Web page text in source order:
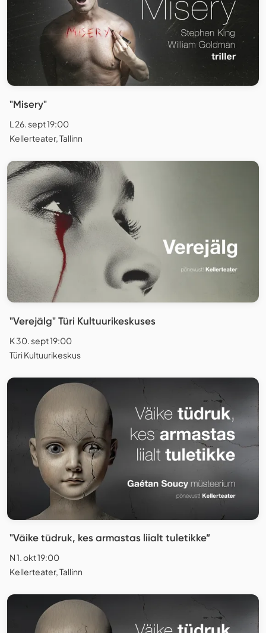
"Misery"
L 26. sept 19:00
Kellerteater, Tallinn
"Verejälg" Türi Kultuurikeskuses
K 30. sept 19:00
Türi Kultuurikeskus
"Väike tüdruk, kes armastas liialt tuletikke”
N 1. okt 19:00
Kellerteater, Tallinn